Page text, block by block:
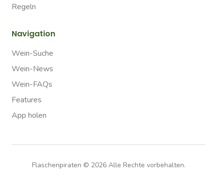
Regeln
Navigation
Wein-Suche
Wein-News
Wein-FAQs
Features
App holen
Flaschenpiraten © 2026Alle Rechte vorbehalten.